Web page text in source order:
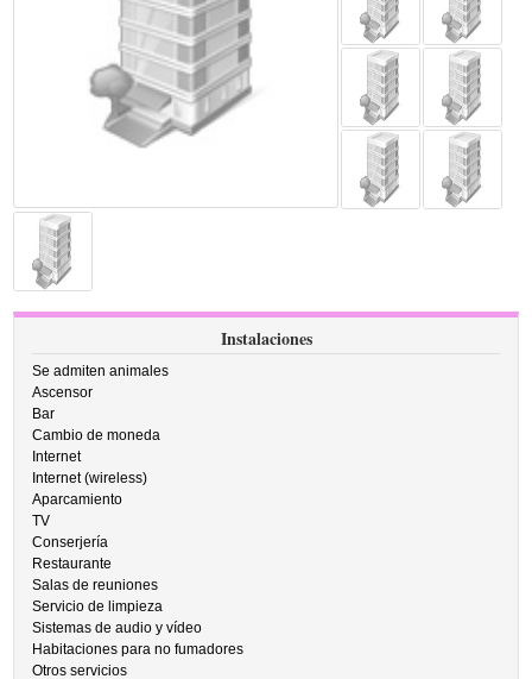
Instalaciones
Se admiten animales
Ascensor
Bar
Cambio de moneda
Internet
Internet (wireless)
Aparcamiento
TV
Conserjería
Restaurante
Salas de reuniones
Servicio de limpieza
Sistemas de audio y vídeo
Habitaciones para no fumadores
Otros servicios